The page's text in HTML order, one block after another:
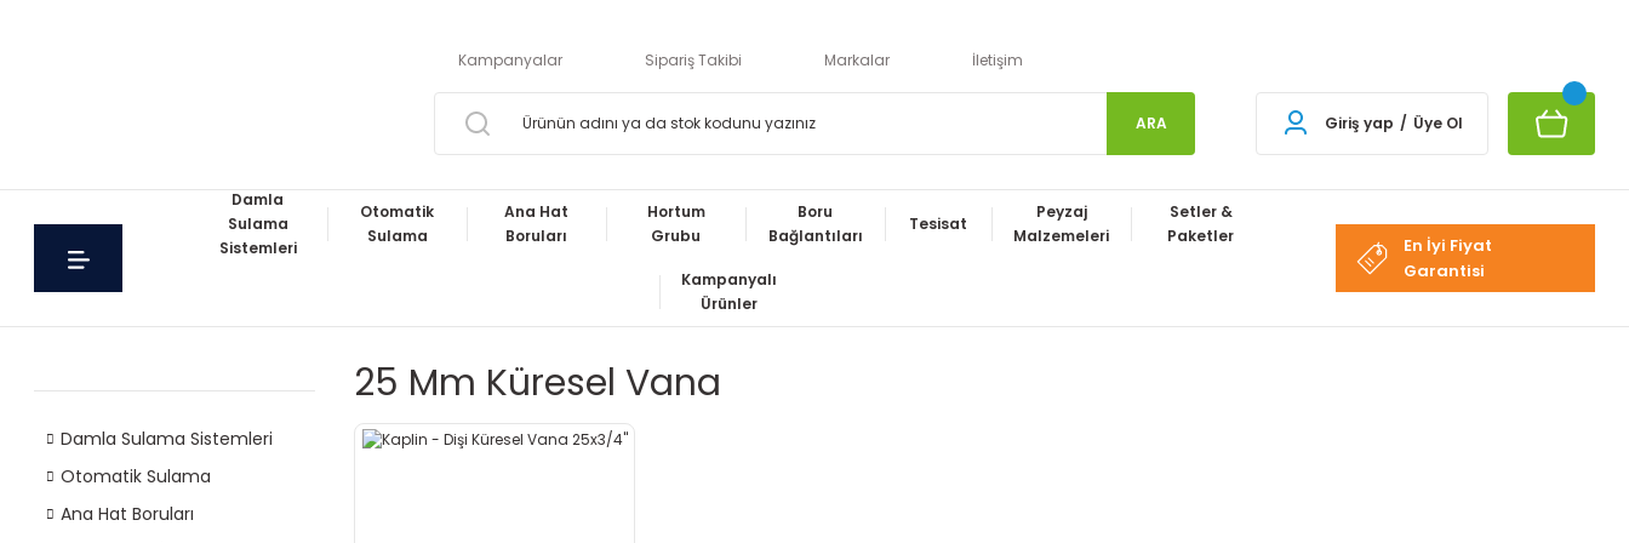
Kampanyalar Sipariş Takibi Markalar İletişim
ARA Giriş yap / Üye Ol
Damla
Sulama
Sistemleri
Otomatik
Sulama
Ana Hat
Boruları
Hortum
Grubu
Boru
Bağlantıları
Tesisat
Peyzaj
Malzemeleri
Setler &
Paketler
Kampanyalı
Ürünler
En İyi Fiyat
Garantisi
Damla Sulama Sistemleri
Otomatik Sulama
Ana Hat Boruları
25 Mm Küresel Vana